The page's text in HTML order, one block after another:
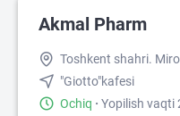
Akmal Pharm
Toshkent shahri.
"Giotto"kafesi
Ochiq · Yopilish vaqti